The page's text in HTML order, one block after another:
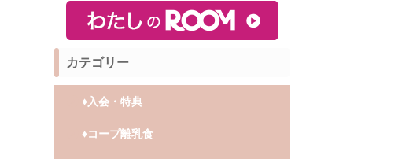
カテゴリー
♦︎入会・特典
♦︎コープ離乳食